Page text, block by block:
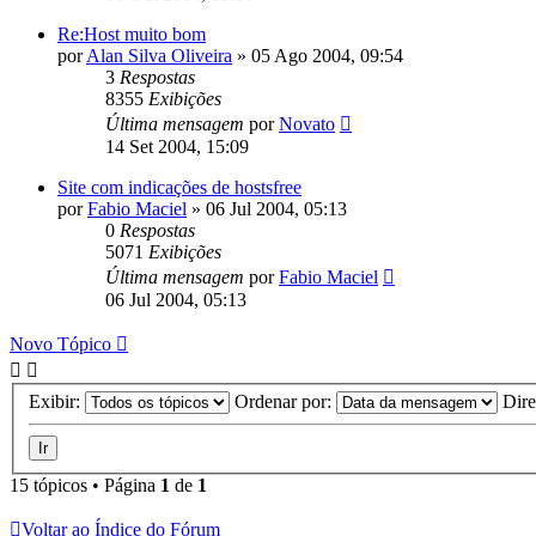
Re:Host muito bom
porAlan Silva Oliveira » 05 Ago 2004, 09:54
3 Respostas
8355 Exibições
Última mensagem porNovato
14 Set 2004, 15:09
Site com indicações de hostsfree
porFabio Maciel » 06 Jul 2004, 05:13
0 Respostas
5071 Exibições
Última mensagem porFabio Maciel
06 Jul 2004, 05:13
Novo Tópico
Exibir: Ordenar por:
15 tópicos • Página 1 de 1
Voltar ao Índice do Fórum